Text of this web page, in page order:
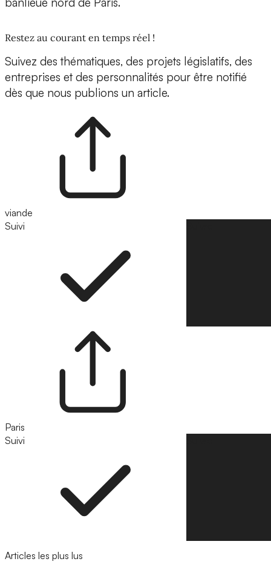
Restez au courant en temps réel !
Suivez des thématiques, des projets législatifs, des
entreprises et des personnalités pour être notifié
dès que nous publions un article.
viande
Suivi
Paris
Suivi
Articles les plus lus